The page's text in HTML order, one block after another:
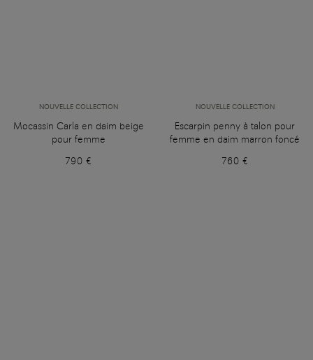
NOUVELLE COLLECTION
Mocassin Carla en daim beige
pour femme
790 €
NOUVELLE COLLECTION
Escarpin penny à talon pour
femme en daim marron foncé
760 €